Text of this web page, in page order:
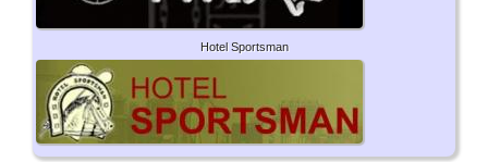
Hotel Sportsman